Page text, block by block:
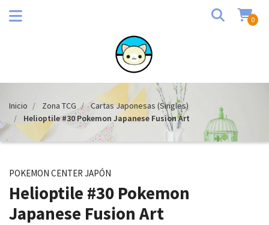
0
Inicio Zona TCG
Cartas Japonesas (Singles)
Helioptile #30 Pokemon Japanese Fusion Art
POKEMON CENTER JAPÓN
Helioptile #30 Pokemon
Japanese Fusion Art